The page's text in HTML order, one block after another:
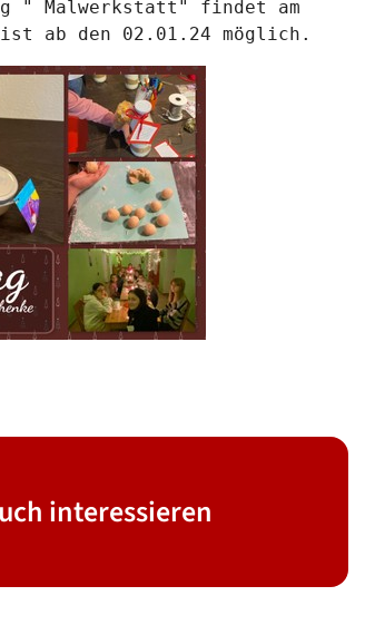
" Malwerkstatt" findet am
ab den 02.01.24 möglich.
interessieren